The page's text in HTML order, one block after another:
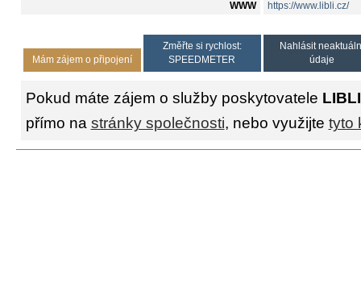
WWW https://www.libli.cz/
Mám zájem o připojení
Změřte si rychlost:
SPEEDMETER
Nahlásit
údaje
Pokud máte zájem o služby poskytovatele LIBLI
přímo na stránky společnosti, nebo využijte tyto